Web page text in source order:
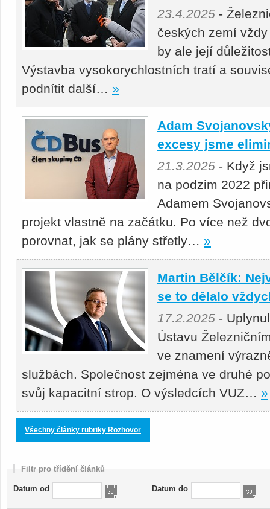
23.4.2025 -
českých zemí
by ale její
Výstavba vysokorychlostních tratí a
podnítit další… »
Adam
excesy jsme
21.3.2025 - Když
na podzim 2022
Adamem
projekt vlastně na začátku. Po více než
porovnat, jak se plány střetly… »
Martin Bělčík:
se to dělalo
17.2.2025 -
Ústavu
ve znamení
službách. Společnost zejména ve druhé
svůj kapacitní strop. O výsledcích VUZ… »
Všechny články rubriky Rozhovor
Filtr pro třídění článků
Datum od Datum do